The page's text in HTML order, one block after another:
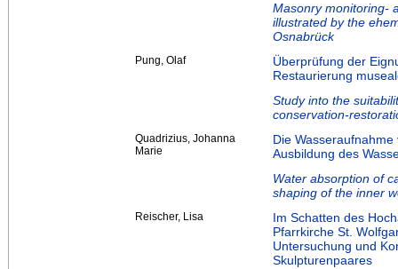
Masonry monitoring-
illustrated by the
Osnabrück
Pung, Olaf
Überprüfung der
Restaurierung
Study into the
conservation-
Quadrizius, Johanna
Marie
Die
Ausbildung des
Water absorption of
shaping of the inner
Reischer, Lisa
Im Schatten des
Pfarrkirche St.
Untersuchung und
Skulpturenpaares